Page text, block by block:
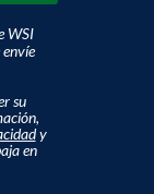
WSI
su
y
en